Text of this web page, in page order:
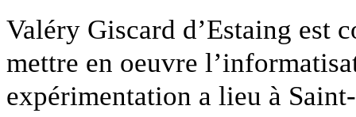
Valéry Giscard d’Estaing est
mettre en oeuvre
expérimentation a lieu à